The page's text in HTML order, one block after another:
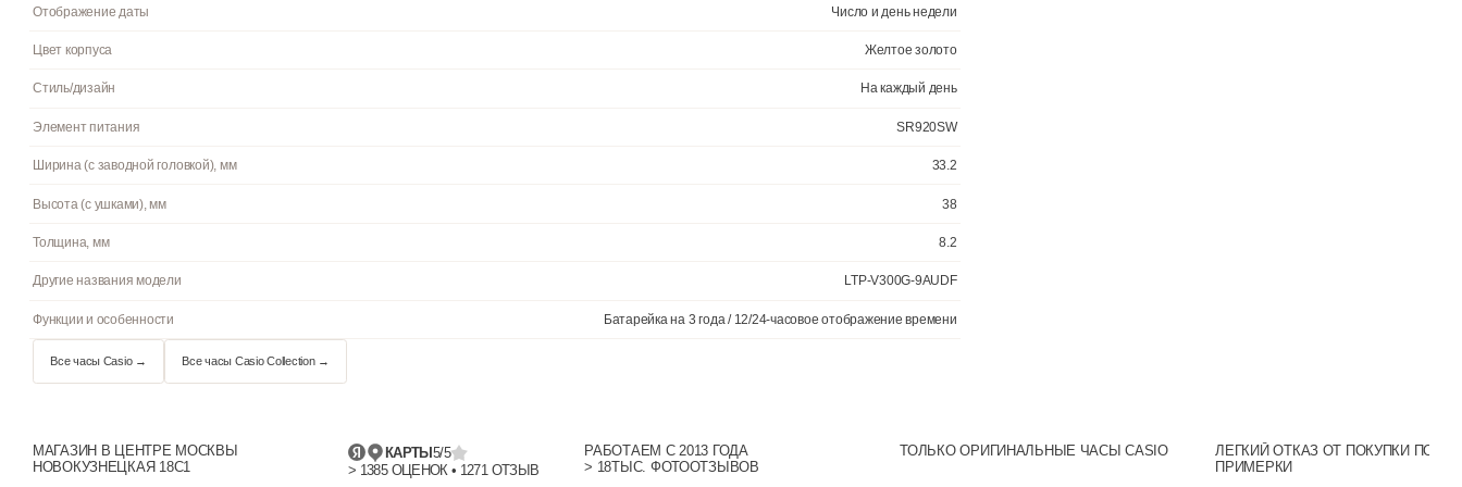
Стекло
Водостойкость
Подсветка
Отображение даты
Цвет корпуса
Стиль/дизайн
Ширина (с заводной головкой), мм 33.2
МАГАЗИН В ЦЕНТРЕ МОСКВЫ
НОВОКУЗНЕЦКАЯ 18С1
КАРТЫ 5/5
> 1385 ОЦЕНОК • 1271 ОТЗЫВ
РАБОТАЕМ С 2013 ГОДА
> 18ТЫС. ФОТООТЗЫВОВ
ТОЛЬКО ОРИГИНАЛЬНЫЕ ЧАСЫ CASIO
ЛЕГКИЙ ОТКАЗ ОТ ПОКУПКИ ПОСЛЕ
ПРИМЕРКИ